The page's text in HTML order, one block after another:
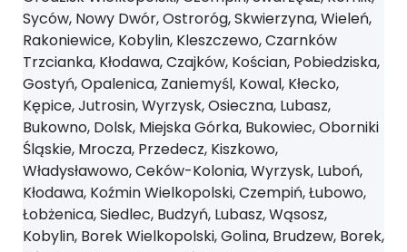
Syców, Nowy Dwór, Ostroróg, Skwierzyna, Wieleń,
Rakoniewice, Kobylin, Kleszczewo, Czarnków
Trzcianka, Kłodawa, Czajków, Kościan, Pobiedziska,
Gostyń, Opalenica, Zaniemyśl, Kowal, Kłecko,
Kępice, Jutrosin, Wyrzysk, Osieczna, Lubasz,
Bukowno, Dolsk, Miejska Górka, Bukowiec, Oborniki
Śląskie, Mrocza, Przedecz, Kiszkowo,
Władysławowo, Ceków-Kolonia, Wyrzysk, Luboń,
Kłodawa, Koźmin Wielkopolski, Czempiń, Łubowo,
Łobżenica, Siedlec, Budzyń, Lubasz, Wąsosz,
Kobylin, Borek Wielkopolski, Golina, Brudzew, Borek,